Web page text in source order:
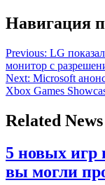
Навигация
Previous: LG
монитор с
Next: Microsoft
Xbox Games
Related News
5 новых игр
вы могли